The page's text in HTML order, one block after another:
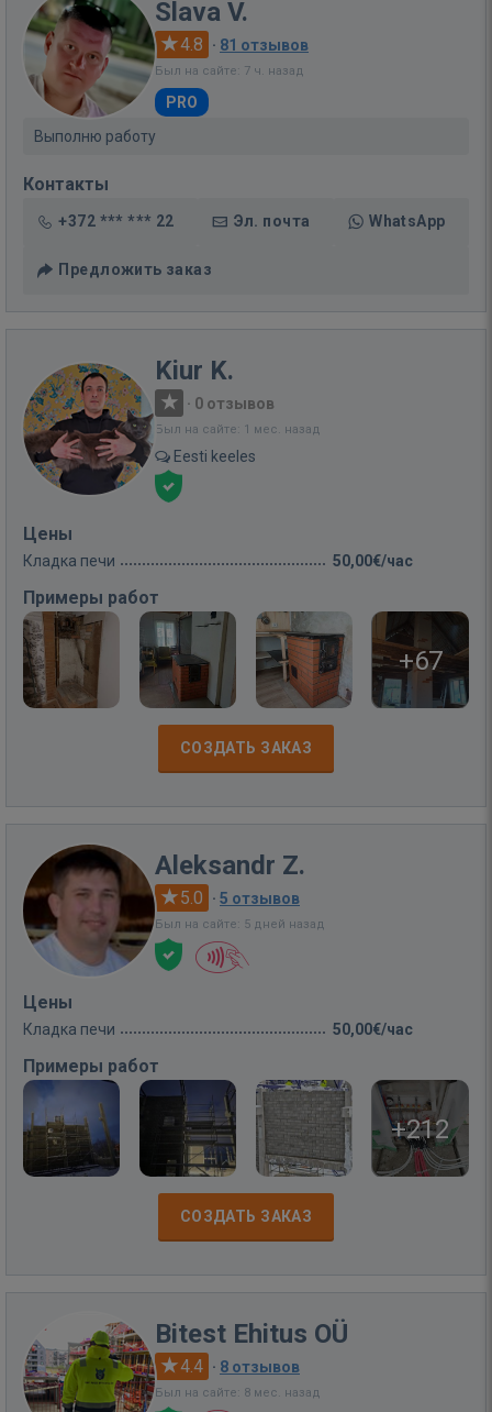
Slava V.
4.8 · 81 отзывов
Был на сайте: 7 ч. назад
PRO
Выполню работу
Контакты
+372 *** *** 22 Эл. почта WhatsApp
Предложить заказ
Kiur K.
· 0 отзывов
Был на сайте: 1 мес. назад
Eesti keeles
Цены
Кладка печи 50,00€/час
Примеры работ
+67
СОЗДАТЬ ЗАКАЗ
Aleksandr Z.
5.0 · 5 отзывов
Был на сайте: 5 дней назад
Цены
Кладка печи 50,00€/час
Примеры работ
+212
СОЗДАТЬ ЗАКАЗ
Bitest Ehitus OÜ
4.4 · 8 отзывов
Был на сайте: 8 мес. назад